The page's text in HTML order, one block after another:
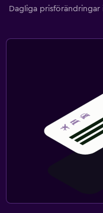
Dagliga